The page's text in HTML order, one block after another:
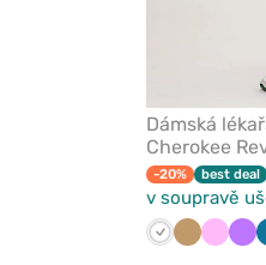
Dámská
Cherokee
-20% best deal
v soupravě
Bílá BéžováRůžová